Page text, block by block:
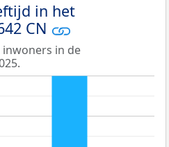
in het
CN
inwoners in de